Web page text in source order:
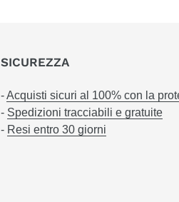
SICUREZZA
-Acquisti sicuri al 100% con la
- Spedizioni tracciabili e gratuite
- Resi entro 30 giorni